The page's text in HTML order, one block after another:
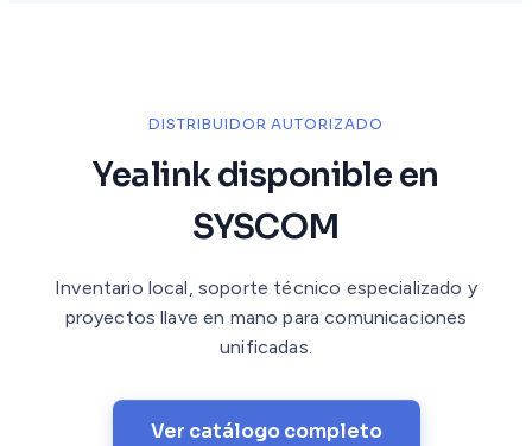
DISTRIBUIDOR AUTORIZADO
Yealink disponible en
SYSCOM
Inventario local, soporte técnico especializado y
proyectos llave en mano para comunicaciones
unificadas.
Ver catálogo completo